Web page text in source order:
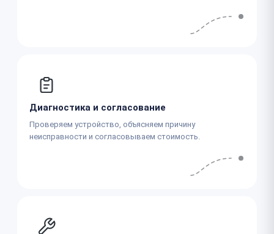
Диагностика и согласование
Проверяем устройство, объясняем причину
неисправности и согласовываем стоимость.